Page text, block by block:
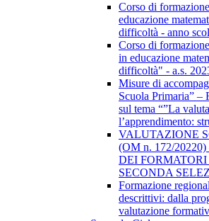
Corso di
educazione
difficoltà - anno
Corso di
in educazione
difficoltà" - a.s.
Misure di
Scuola Primaria” –
sul tema “”La
l’apprendimento:
VALUTAZIONE
(OM n. 172/
DEI
SECONDA
Formazione
descrittivi: dalla
valutazione